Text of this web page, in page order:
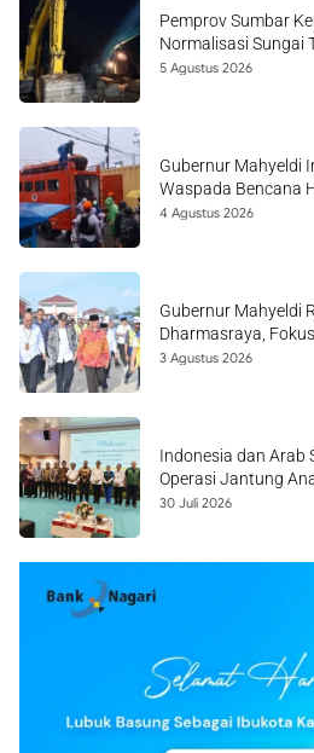
Pemprov Sumbar
Normalisasi Sungai
5 Agustus 2026
Gubernur Mahyeldi
Waspada Bencana
4 Agustus 2026
Gubernur Mahyeldi
Dharmasraya,
3 Agustus 2026
Indonesia dan Arab
Operasi Jantung
30 Juli 2026